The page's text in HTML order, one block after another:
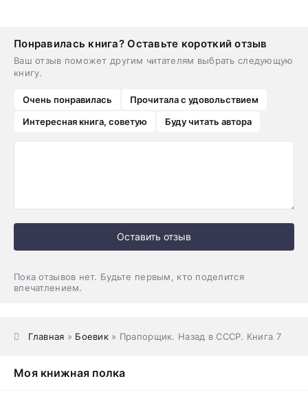
Понравилась книга? Оставьте короткий отзыв
Ваш отзыв поможет другим читателям выбрать следующую
книгу.
Очень понравилась
Прочитала с удовольствием
Интересная книга, советую
Буду читать автора
Оставить отзыв
Пока отзывов нет. Будьте первым, кто поделится
впечатлением.
Главная » Боевик » Прапорщик. Назад в СССР. Книга 7
Моя книжная полка